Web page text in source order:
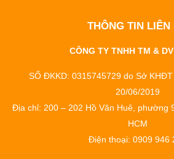
THÔNG TIN LIÊN
CÔNG TY TNHH TM &
SỐ ĐKKD: 0315745729 do Sở
20/06/2019
Địa chỉ: 200 – 202 Hồ Văn Huê, phường
HCM
Điện thoại: 0909 946